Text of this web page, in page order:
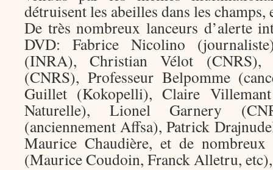
détruisent les abeilles dans les champs,
De très nombreux lanceurs d’alerte
DVD: Fabrice Nicolino
(INRA), Christian Vélot (CNRS),
(CNRS), Professeur Belpomme
Guillet (Kokopelli), Claire
Naturelle), Lionel Garnery
(anciennement Affsa), Patrick
Maurice Chaudière, et de nombreux
(Maurice Coudoin, Franck Alletru, etc),